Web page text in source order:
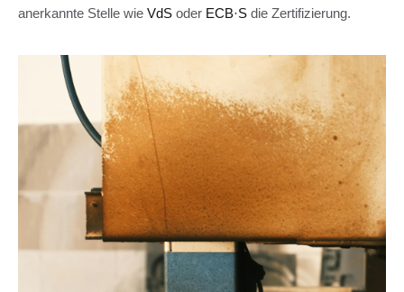
anerkannte Stelle wieVdS oder ECB·S die Zertifizierung.